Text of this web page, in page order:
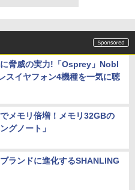
脅威の実力!「Osprey」Nobl
スイヤフォン4機種を一気に聴
メモリ倍増！メモリ32GBの
グノート」
ランドに進化するSHANLING